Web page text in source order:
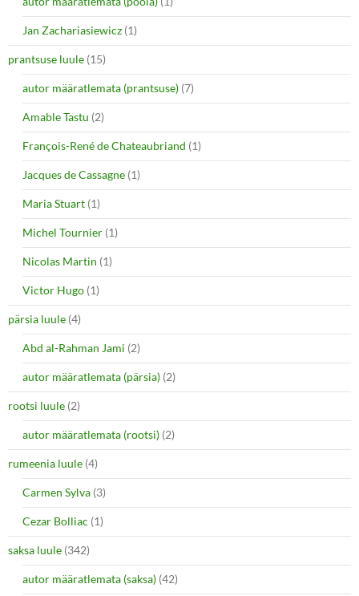
Jan Zachariasiewicz (1)
prantsuse luule (15)
autor määratlemata (prantsuse) (7)
Amable Tastu (2)
François-René de Chateaubriand (1)
Jacques de Cassagne (1)
Maria Stuart (1)
Michel Tournier (1)
Nicolas Martin (1)
Victor Hugo (1)
pärsia luule (4)
Abd al-Rahman Jami (2)
autor määratlemata (pärsia) (2)
rootsi luule (2)
autor määratlemata (rootsi) (2)
rumeenia luule (4)
Carmen Sylva (3)
Cezar Bolliac (1)
saksa luule (342)
autor määratlemata (saksa) (42)